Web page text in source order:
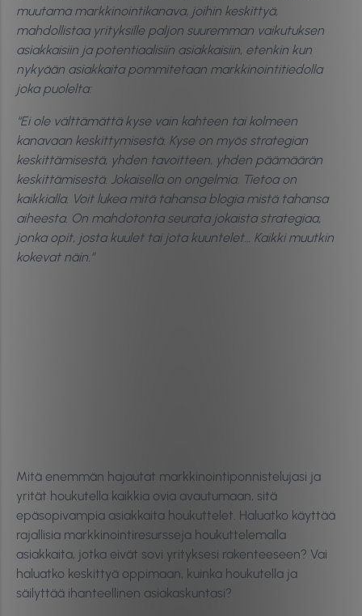
muutama markkinointikanava, joihin keskittyä,
mahdollistaa yrityksille paljon suuremman vaikutuksen
asiakkaisiin ja potentiaalisiin asiakkaisiin, etenkin kun
nykyään asiakkaita pommitetaan markkinointitiedolla
joka puolelta:
“Ei ole välttämättä kyse vain kahteen tai kolmeen
kanavaan keskittymisestä. Kyse on myös strategian
keskittämisestä, yhden tavoitteen, yhden päämäärän
keskittämisestä. Jokaisella on ongelmia. Tietoa on
kaikkialla. Voit lukea mitä tahansa blogia mistä tahansa
aiheesta. On mahdotonta seurata jokaista strategiaa,
jonka opit, josta kuulet tai jota kuuntelet… Kaikki muutkin
kokevat näin.”
Mitä enemmän hajautat markkinointiponnistelujasi ja
yrität houkutella kaikkia ovia avautumaan, sitä
epäsopivampia asiakkaita houkuttelet. Haluatko käyttää
rajallisia markkinointiresursseja houkuttelemalla
asiakkaita, jotka eivät sovi yrityksesi rakenteeseen? Vai
haluatko keskittyä oppimaan, kuinka houkutella ja
säilyttää ihanteellinen asiakaskuntasi?